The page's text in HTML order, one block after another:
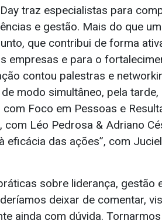
traz especialistas para
e gestão. Mais do que
que contribui de forma
empresas e para o
contou palestras e
modo simultâneo, pela
Foco em Pessoas e
com Léo Pedrosa & Adriano
das ações”, com
sobre liderança, gestão
deixar de comentar,
ainda com dúvida.